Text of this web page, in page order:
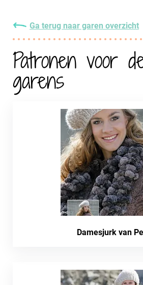
Ga terug naar garen overzicht
Patronen voor
garens
Damesjurk van